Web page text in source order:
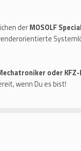
derMOSOLF
oder
wenn Du es bist!